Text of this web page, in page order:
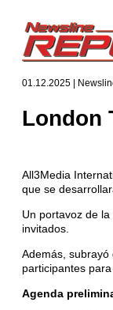
01.12.2025 |
London
All3Media
que se
Un portavoz de
invitados.
Además,
participantes
Agenda